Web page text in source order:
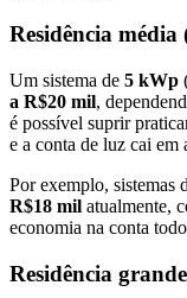
Residência média
Um sistema de 5 kWp
a R$20 mil,
é possível suprir
e a conta de luz cai em
Por exemplo, sistemas
R$18 mil atualmente,
economia na conta
Residência